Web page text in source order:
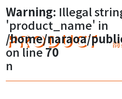
PRODUCT
Warning
: Illegal string
/home/naraoa/public_html/
on line
Warning: Illegal string
/home/naraoa/public_html/
Warning: Illegal
'product_name' in
/home/naraoa/
on line70
n